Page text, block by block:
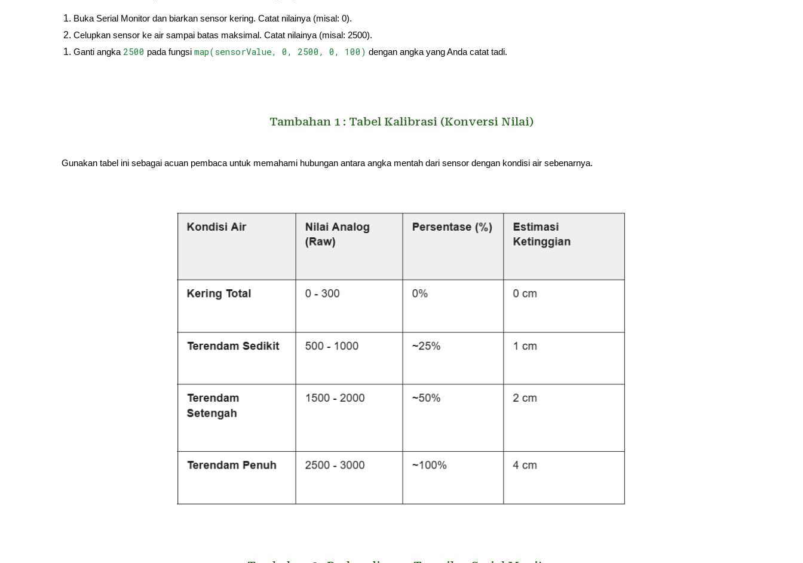
Buka Serial Monitor dan biarkan sensor kering. Catat nilainya (misal: 0).
Celupkan sensor ke air sampai batas maksimal. Catat nilainya (misal: 2500).
Ganti angka 2500 pada fungsi map(sensorValue, 0, 2500, 0, 100) dengan angka yang Anda catat tadi.
Tambahan 1 : Tabel Kalibrasi (Konversi Nilai)
Gunakan tabel ini sebagai acuan pembaca untuk memahami hubungan antara angka mentah dari sensor dengan kondisi air sebenarnya.